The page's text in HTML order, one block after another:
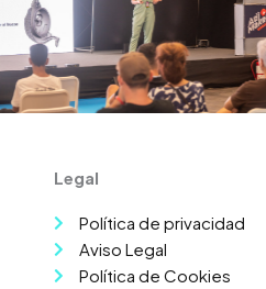
Legal
Política de privacidad
Aviso Legal
Política de Cookies